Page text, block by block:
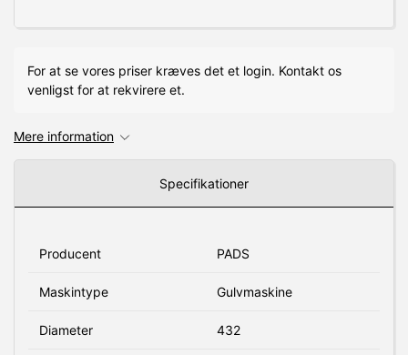
For at se vores priser kræves det et login. Kontakt os
venligst for at rekvirere et.
Mere information
Specifikationer
Producent PADS
Maskintype Gulvmaskine
Diameter 432